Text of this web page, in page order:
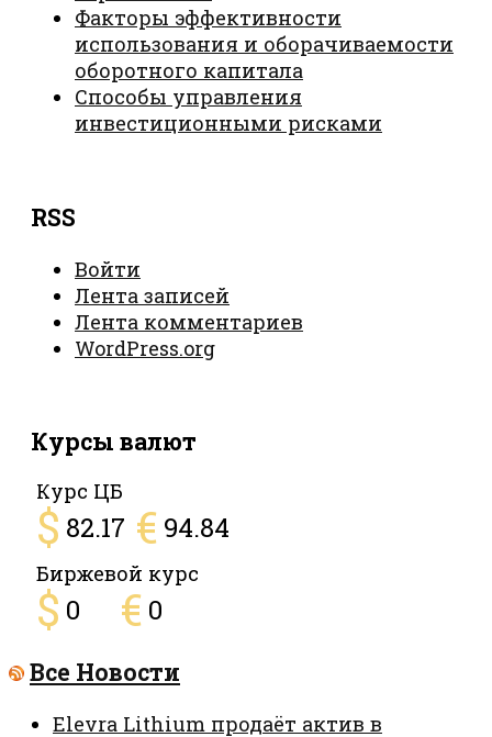
Факторы эффективности
использования и оборачиваемости
оборотного капитала
Способы управления
инвестиционными рисками
RSS
Войти
Лента записей
Лента комментариев
WordPress.org
Курсы валют
Курс ЦБ
$ 82.17 € 94.84
Биржевой курс
$ 0 € 0
Все Новости
Elevra Lithium продаёт актив в